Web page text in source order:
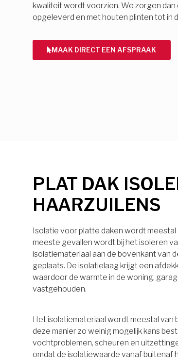
kwaliteit wordt voorzien. We zorgen
opgeleverd en met houten plinten tot in
MAAK DIRECT EEN AFSPRAAK
PLAT DAK
HAARZUILENS
Isolatie voor platte daken wordt meestal
meeste gevallen wordt bij het isoleren
isolatiemateriaal aan de bovenkant van
geplaats. De isolatielaag krijgt een
waardoor de warmte in de woning,
vastgehouden.
Het isolatiemateriaal wordt meestal van
deze manier zo weinig mogelijk kans
vochtproblemen, scheuren en
omdat de isolatiewaarde vanaf